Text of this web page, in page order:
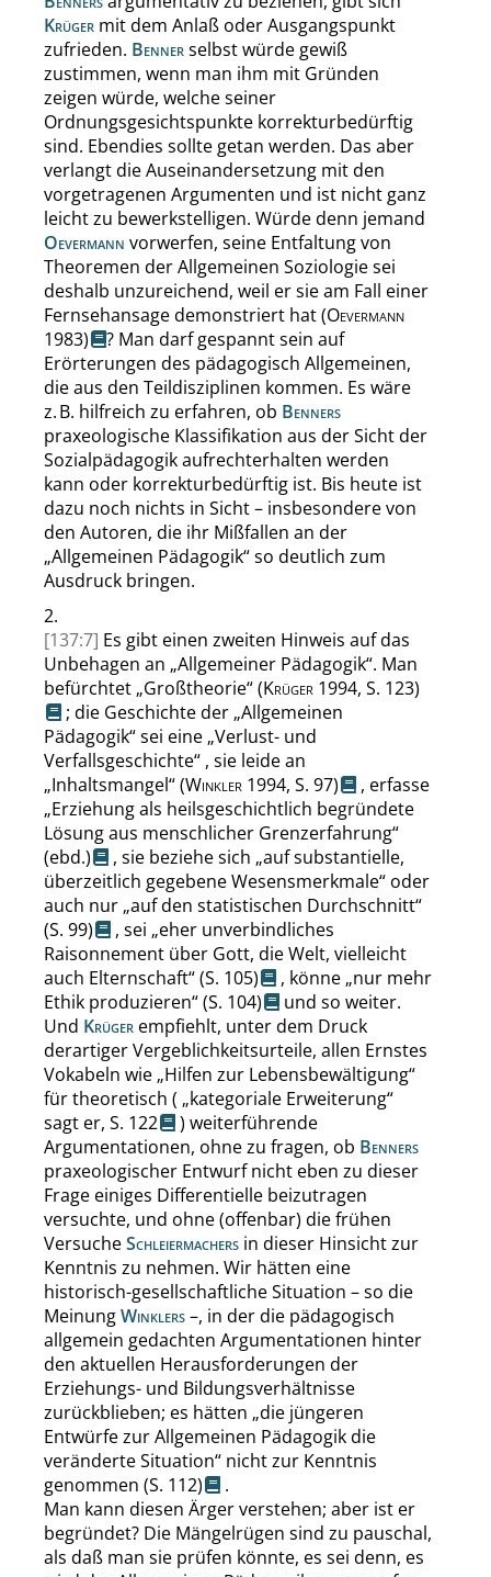
Krüger mit dem Anlaß oder Ausgangspunkt
zufrieden. Bennerselbst würde gewiß
zustimmen, wenn man ihm mit Gründen
zeigen würde, welche seiner
Ordnungsgesichtspunkte korrekturbedürftig
sind. Ebendies sollte getan werden. Das aber
verlangt die Auseinandersetzung mit den
vorgetragenen Argumenten und ist nicht ganz
leicht zu bewerkstelligen. Würde denn jemand
Oevermann vorwerfen, seine Entfaltung von
Theoremen der Allgemeinen Soziologie sei
deshalb unzureichend, weil er sie am Fall einer
Fernsehansage demonstriert hat(Oevermann
1983)
? Man darf gespannt sein auf
Erörterungen des pädagogisch Allgemeinen,
die aus den Teildisziplinen kommen. Es wäre
z. B. hilfreich zu erfahren, ob Benners
praxeologische Klassifikation aus der Sicht der
Sozialpädagogik aufrechterhalten werden
kann oder korrekturbedürftig ist. Bis heute ist
dazu noch nichts in Sicht – insbesondere von
den Autoren, die ihr Mißfallen an der
„Allgemeinen Pädagogik“so deutlich zum
Ausdruck bringen.
2.
[137:7] Es gibt einen zweiten Hinweis auf das
Unbehagen an „Allgemeiner Pädagogik“. Man
befürchtet „Großtheorie“(Krüger 1994, S. 123)
; die Geschichte der „Allgemeinen
Pädagogik“sei eine „Verlust- und
Verfallsgeschichte“ , sie leide an
„Inhaltsmangel“(Winkler 1994, S. 97)
, erfasse
„Erziehung als heilsgeschichtlich begründete
Lösung aus menschlicher Grenzerfahrung“
(ebd.)
, sie beziehe sich „auf substantielle,
überzeitlich gegebene Wesensmerkmale“ oder
auch nur „auf den statistischen Durchschnitt“
(S. 99) , sei „eher unverbindliches
Raisonnement über Gott, die Welt, vielleicht
auch Elternschaft“(S. 105) , könne „nur mehr
Ethik produzieren“(S. 104)
und so weiter.
Und Krüger empfiehlt, unter dem Druck
derartiger Vergeblichkeitsurteile, allen Ernstes
Vokabeln wie „Hilfen zur Lebensbewältigung“
für theoretisch ( „kategoriale Erweiterung“
sagt er, S. 122
) weiterführende
Argumentationen, ohne zu fragen, ob Benners
praxeologischer Entwurf nicht eben zu dieser
Frage einiges Differentielle beizutragen
versuchte, und ohne (offenbar) die frühen
VersucheSchleiermachers in dieser Hinsicht zur
Kenntnis zu nehmen. Wir hätten eine
historisch-gesellschaftliche Situation – so die
MeinungWinklers–, in der die pädagogisch
allgemein gedachten Argumentationen hinter
den aktuellen Herausforderungen der
Erziehungs- und Bildungsverhältnisse
zurückblieben; es hätten „die jüngeren
Entwürfe zur Allgemeinen Pädagogik die
veränderte Situation“ nicht zur Kenntnis
genommen (S. 112)
.
Man kann diesen Ärger verstehen; aber ist er
begründet? Die Mängelrügen sind zu pauschal,
als daß man sie prüfen könnte, es sei denn, es